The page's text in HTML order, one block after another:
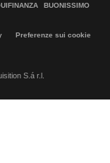
BUONISSIMO
Preferenze sui cookie
S.á r.l.